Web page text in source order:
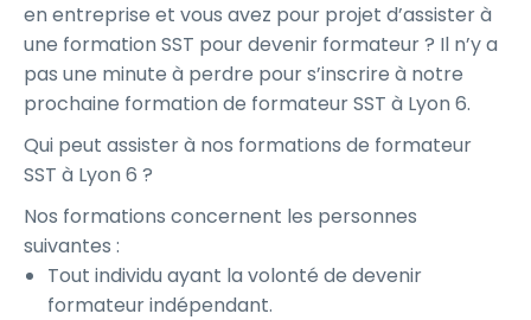
en entreprise et vous avez pour projet d’assister à
une formation SST pour devenir formateur ? Il n’y a
pas une minute à perdre pour s’inscrire à notre
prochaine formation de formateur SST à Lyon 6.
Qui peut assister à nos formations de formateur
SST à Lyon 6 ?
Nos formations concernent les personnes
suivantes :
Tout individu ayant la volonté de devenir
formateur indépendant.